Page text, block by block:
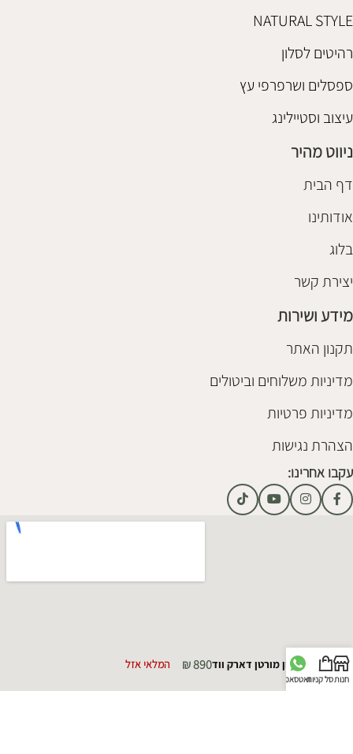
NATURAL STYLE
רהיטים לסלון
ספסלים ושרפרפי עץ
עיצוב וסטיילינג
ניווט מהיר
דף הבית
אודותינו
בלוג
יצירת קשר
מידע ושירות
תקנון האתר
מדיניות משלוחים וביטולים
מדיניות פרטיות
הצהרת נגישות
עקבו אחרינו:
חנותסל קניותוואטסאפ
שעון מורטן דארק ווד ₪890 המלאי אזל